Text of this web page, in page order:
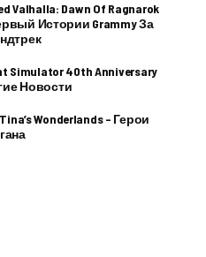
Valhalla: Dawn Of Ragnarok
Истории Grammy За
Simulator 40th Anniversary
Новости
Wonderlands – Герои